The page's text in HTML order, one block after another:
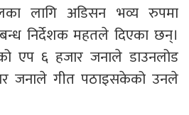
लागि अडिसन भव्य रुपमा
निर्देशक महतले दिएका छन्।
एप ६ हजार जनाले डाउनलोड
जनाले गीत पठाइसकेको उनले